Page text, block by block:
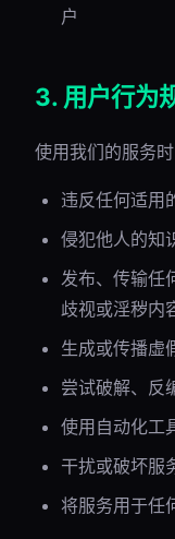
户
3. 用户行为
使用我们的服务时
违反任何适用
侵犯他人的知
发布、传输任
歧视或淫秽内
生成或传播虚
尝试破解、反
使用自动化工
干扰或破坏服
将服务用于任